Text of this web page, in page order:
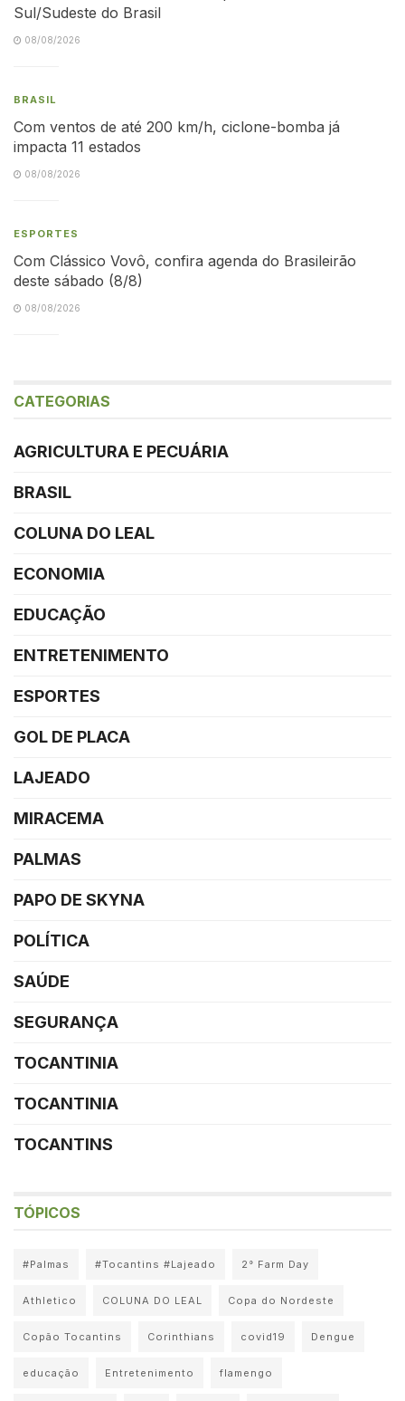
Sul/Sudeste do Brasil
08/08/2026
BRASIL
Com ventos de até 200 km/h, ciclone-bomba já
impacta 11 estados
08/08/2026
ESPORTES
Com Clássico Vovô, confira agenda do Brasileirão
deste sábado (8/8)
08/08/2026
CATEGORIAS
AGRICULTURA E PECUÁRIA
BRASIL
COLUNA DO LEAL
ECONOMIA
EDUCAÇÃO
ENTRETENIMENTO
ESPORTES
GOL DE PLACA
LAJEADO
MIRACEMA
PALMAS
PAPO DE SKYNA
POLÍTICA
SAÚDE
SEGURANÇA
TOCANTINIA
TOCANTINIA
TOCANTINS
TÓPICOS
#Palmas #Tocantins #Lajeado 2° Farm Day
Athletico COLUNA DO LEAL Copa do Nordeste
Copão Tocantins Corinthians covid19 Dengue
educação Entretenimento flamengo